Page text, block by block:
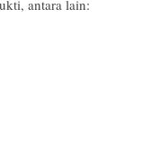
antara lain: